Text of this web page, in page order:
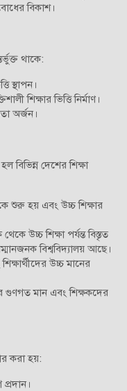
বিকাশ।
থাকে:
স্থাপন।
শিক্ষার ভিত্তি নির্মাণ।
অর্জন।
বিভিন্ন দেশের শিক্ষা
শুরু হয় এবং উচ্চ শিক্ষার
উচ্চ শিক্ষা পর্যন্ত বিস্তৃত
বিশ্ববিদ্যালয় আছে।
উচ্চ মানের
গুণগত মান এবং শিক্ষকদের
করা হয়: